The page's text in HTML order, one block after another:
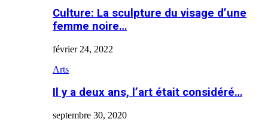
Culture: La sculpture du visage d’une
femme noire…
février 24, 2022
Arts
Il y a deux ans, l’art était considéré…
septembre 30, 2020